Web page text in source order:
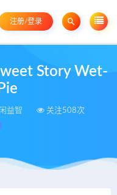
注册/登录
Story Wet-
益智
关注508次